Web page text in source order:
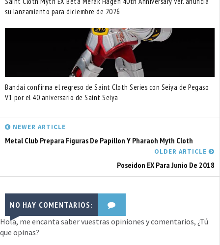
su lanzamiento para diciembre de 2026
Bandai confirma el regreso de Saint Cloth Series con Seiya de Pegaso
V1 por el 40 aniversario de Saint Seiya
NEWER ARTICLE
Metal Club Prepara Figuras De Papillon Y Pharaoh Myth Cloth
OLDER ARTICLE
Poseidon EX Para Junio De 2018
NO HAY COMENTARIOS:
Hola, me encanta saber vuestras opiniones y comentarios, ¿Tú
que opinas?